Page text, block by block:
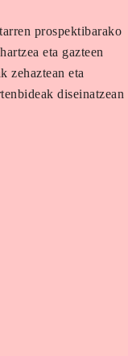
prospektibarako
eta gazteen
zehaztean eta
diseinatzean